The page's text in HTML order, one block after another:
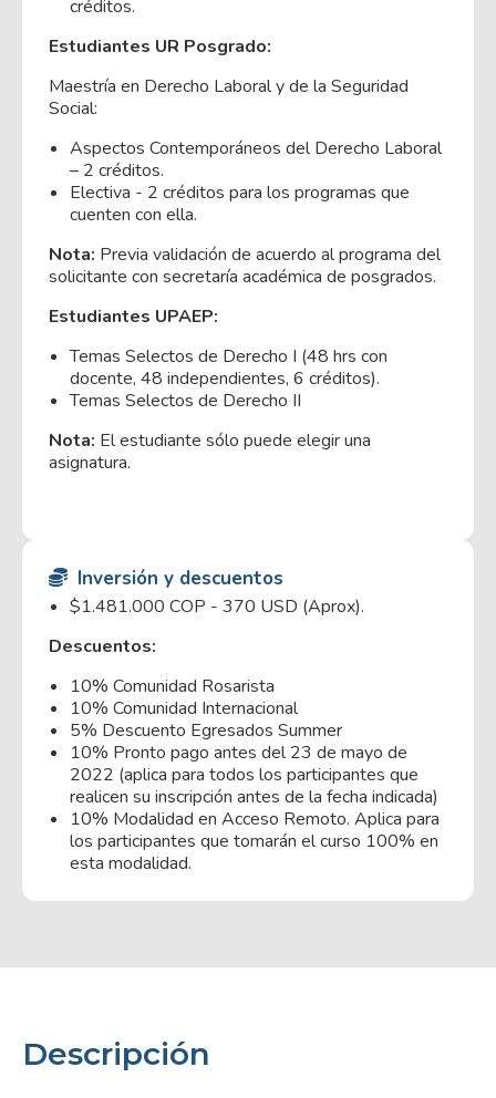
créditos.
Estudiantes UR Posgrado:
Maestría en Derecho Laboral y de la Seguridad
Social:
Aspectos Contemporáneos del Derecho Laboral
– 2 créditos.
Electiva - 2 créditos para los programas que
cuenten con ella.
Nota: Previa validación de acuerdo al programa del
solicitante con secretaría académica de posgrados.
Estudiantes UPAEP:
Temas Selectos de Derecho I (48 hrs con
docente, 48 independientes, 6 créditos).
Temas Selectos de Derecho II
Nota: El estudiante sólo puede elegir una
asignatura.
Inversión y descuentos
$1.481.000 COP - 370 USD (Aprox).
Descuentos:
10% Comunidad Rosarista
10% Comunidad Internacional
5% Descuento Egresados Summer
10% Pronto pago antes del 23 de mayo de
2022 (aplica para todos los participantes que
realicen su inscripción antes de la fecha indicada)
10% Modalidad en Acceso Remoto. Aplica para
los participantes que tomarán el curso 100% en
esta modalidad.
Descripción